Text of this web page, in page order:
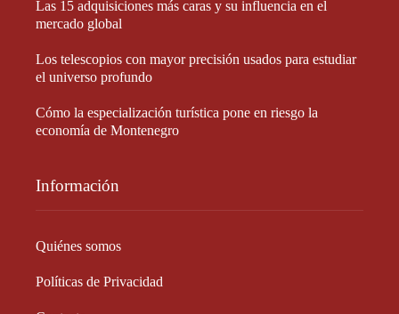
Las 15 adquisiciones más caras y su influencia en el
mercado global
Los telescopios con mayor precisión usados para estudiar
el universo profundo
Cómo la especialización turística pone en riesgo la
economía de Montenegro
Información
Quiénes somos
Políticas de Privacidad